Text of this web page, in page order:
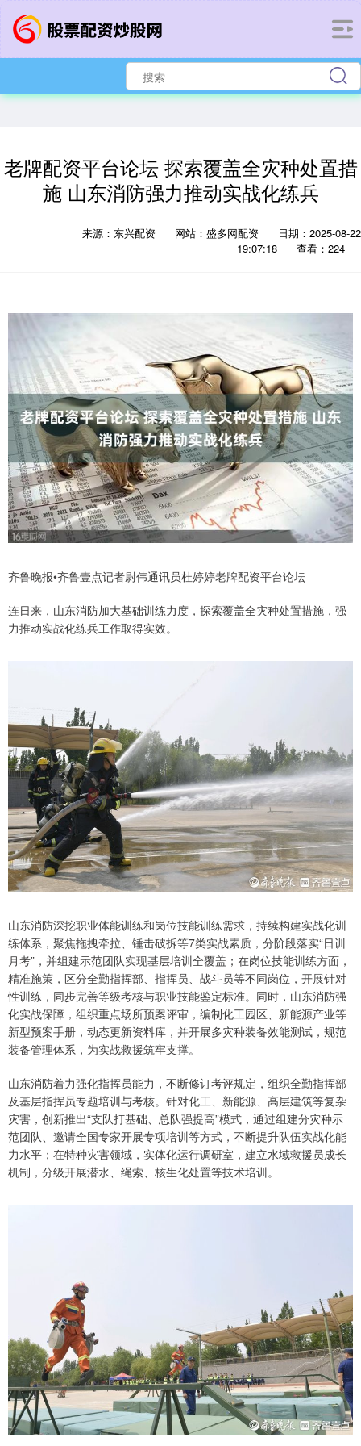
老牌配资平台论坛 探索覆盖全灾种处置措
施 山东消防强力推动实战化练兵
来源：东兴配资 网站：盛多网配资
日期：2025-08-22
19:07:18
查看：224
齐鲁晚报•齐鲁壹点记者尉伟通讯员杜婷婷老牌配资平台论坛
连日来，山东消防加大基础训练力度，探索覆盖全灾种处置措施，强
力推动实战化练兵工作取得实效。
山东消防深挖职业体能训练和岗位技能训练需求，持续构建实战化训
练体系，聚焦拖拽牵拉、锤击破拆等7类实战素质，分阶段落实“日训
月考”，并组建示范团队实现基层培训全覆盖；在岗位技能训练方面，
精准施策，区分全勤指挥部、指挥员、战斗员等不同岗位，开展针对
性训练，同步完善等级考核与职业技能鉴定标准。同时，山东消防强
化实战保障，组织重点场所预案评审，编制化工园区、新能源产业等
新型预案手册，动态更新资料库，并开展多灾种装备效能测试，规范
装备管理体系，为实战救援筑牢支撑。
山东消防着力强化指挥员能力，不断修订考评规定，组织全勤指挥部
及基层指挥员专题培训与考核。针对化工、新能源、高层建筑等复杂
灾害，创新推出“支队打基础、总队强提高”模式，通过组建分灾种示
范团队、邀请全国专家开展专项培训等方式，不断提升队伍实战化能
力水平；在特种灾害领域，实体化运行调研室，建立水域救援员成长
机制，分级开展潜水、绳索、核生化处置等技术培训。